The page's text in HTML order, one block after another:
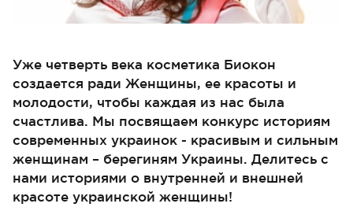
Уже четверть века косметика Биокон
создается ради Женщины, ее красоты и
молодости, чтобы каждая из нас была
счастлива. Мы посвящаем конкурс историям
современных украинок - красивым и сильным
женщинам – берегиням Украины. Делитесь с
нами историями о внутренней и внешней
красоте украинской женщины!